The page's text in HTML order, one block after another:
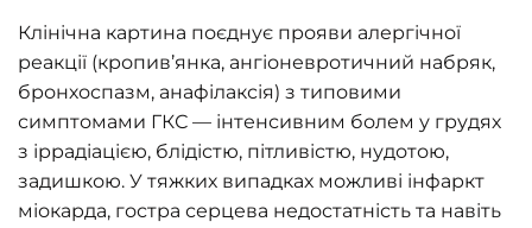
Клінічна картина поєднує прояви алергічної
реакції (кропив’янка, ангіоневротичний набряк,
бронхоспазм, анафілаксія) з типовими
симптомами ГКС — інтенсивним болем у грудях
з іррадіацією, блідістю, пітливістю, нудотою,
задишкою. У тяжких випадках можливі інфаркт
міокарда, гостра серцева недостатність та навіть